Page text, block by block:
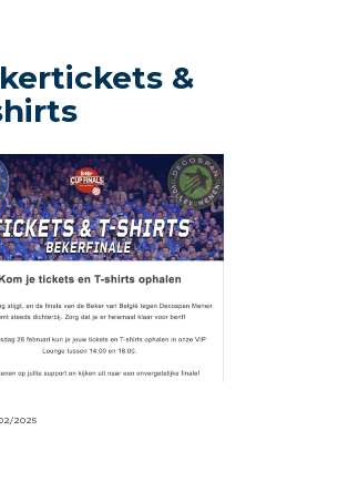
&
2025